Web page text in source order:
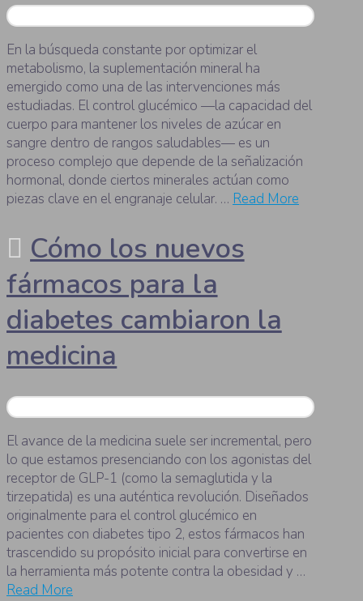
En la búsqueda constante por optimizar el
metabolismo, la suplementación mineral ha
emergido como una de las intervenciones más
estudiadas. El control glucémico —la capacidad del
cuerpo para mantener los niveles de azúcar en
sangre dentro de rangos saludables— es un
proceso complejo que depende de la señalización
hormonal, donde ciertos minerales actúan como
piezas clave en el engranaje celular. … Read More
Cómo los nuevos
fármacos para la
diabetes cambiaron la
medicina
El avance de la medicina suele ser incremental, pero
lo que estamos presenciando con los agonistas del
receptor de GLP-1 (como la semaglutida y la
tirzepatida) es una auténtica revolución. Diseñados
originalmente para el control glucémico en
pacientes con diabetes tipo 2, estos fármacos han
trascendido su propósito inicial para convertirse en
la herramienta más potente contra la obesidad y …
Read More